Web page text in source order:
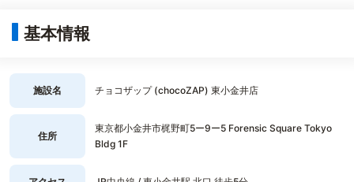
基本情報
施設名 チョコザップ (chocoZAP) 東小金井店
住所
東京都小金井市梶野町5ー9ー5 Forensic Square Tokyo
Bldg 1F